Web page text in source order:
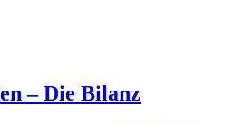
– Die Bilanz